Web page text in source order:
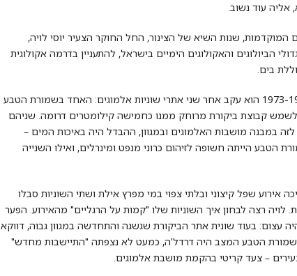
אליה עוד נשוב.
המוקדמות, שנות השיא של הצינור, החל החוקר הצעיר יוסי לויה,
הביולוגים והאקולוגים הימיים בישראל, להתעניין בדרמה אקולוגית
בים.
בין השנים 1973-1969 הוא עקב אחר שני אתרי שוניות אלמוגים: האחד בשמורת הטבע
קבוצת ביקורת מרוחק ממנו כחמישה קילומטרים דרומה. שניהם
לזה במבנה מושבות האלמוגים ובמגוון, ההבדל היה באיכות המים –
הטבע הייתה חשופה לזיהום כרוני מנפט ומינרלים, ואילו השנייה
1970 היכה אירוע שפל קיצוני ובלתי צפוי במי מפרץ אילת ושתי השוניות סבלו
לויה רצה לבחון איך השוניות שלו "קמות על הרגליים" מהאירוע. הפער
עצום: בעוד שונית אתר הביקורת שגשגה והתחדשה במגוון גבוה, דווקא
הטבע המצב היה דרדל'ה, כמעט לא נצפתה "התיישבות מחדש"
– צעד קריטי בהקמת מושבת אלמוגים.